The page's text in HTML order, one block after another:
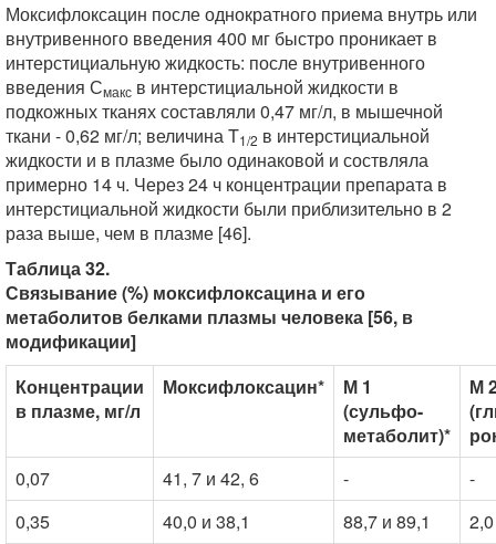
Моксифлоксацин после однократного приема внутрь или
внутривенного введения 400 мг быстро проникает в
интерстициальную жидкость: после внутривенного
введения Смакс в интерстициальной жидкости в
подкожных тканях составляли 0,47 мг/л, в мышечной
ткани - 0,62 мг/л; величина T1/2 в интерстициальной
жидкости и в плазме было одинаковой и соствляла
примерно 14 ч. Через 24 ч концентрации препарата в
интерстициальной жидкости были приблизительно в 2
раза выше, чем в плазме [46].
Таблица 32.
Связывание (%) моксифлоксацина и его
метаболитов белками плазмы человека [56, в
модификации]
Концентрации
в плазме, мг/л
Моксифлоксацин*
М 1
(сульфо-
метаболит)*
М
0,07
41, 7 и 42, 6 -
-
0,35
40,0 и 38,1 88,7 и 89,1